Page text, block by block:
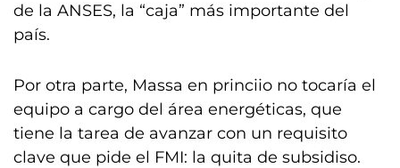
de la ANSES, la “caja” más importante del
país.
Por otra parte, Massa en princiio no tocaría el
equipo a cargo del área energéticas, que
tiene la tarea de avanzar con un requisito
clave que pide el FMI: la quita de subsidiso.